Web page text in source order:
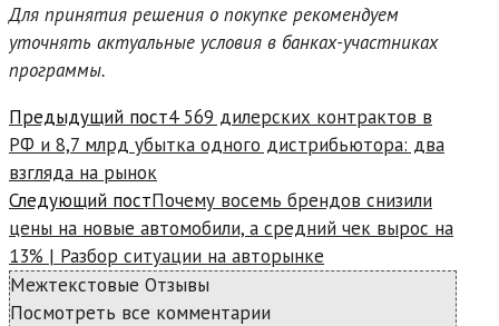
Для принятия решения о покупке рекомендуем
уточнять актуальные условия в банках-участниках
программы.
Read
more
articles
Предыдущий пост4 569 дилерских контрактов в
РФ и 8,7 млрд убытка одного дистрибьютора: два
взгляда на рынок
Следующий постПочему восемь брендов снизили
цены на новые автомобили, а средний чек вырос на
13% | Разбор ситуации на авторынке
Межтекстовые Отзывы
Посмотреть все комментарии